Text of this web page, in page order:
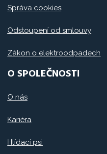
Správa cookies
Odstoupení od smlouvy
Zákon o elektroodpadech
O SPOLEČNOSTI
O nás
Kariéra
Hlídací psi